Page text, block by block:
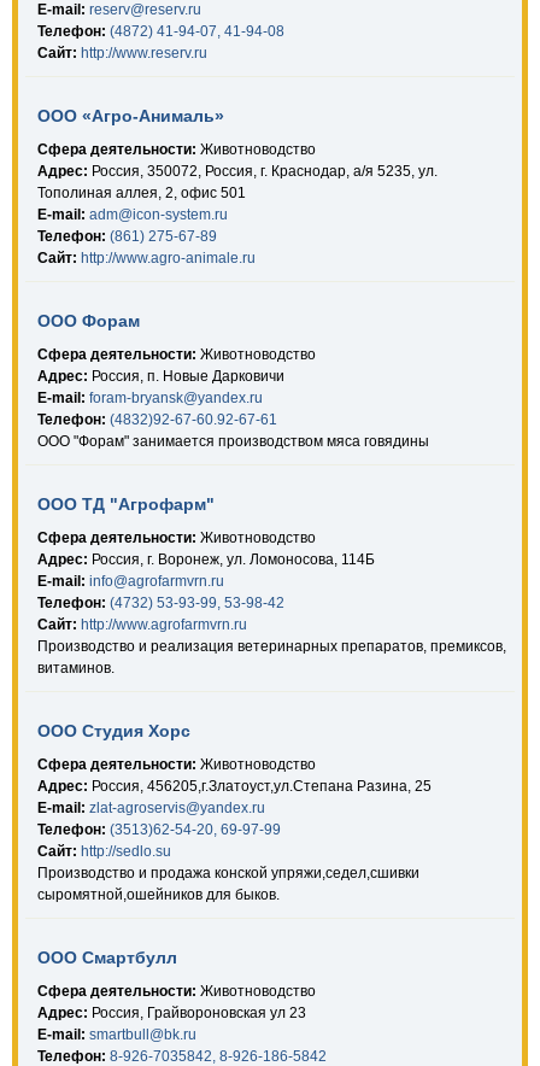
E-mail: reserv@reserv.ru
Телефон: (4872) 41-94-07, 41-94-08
Сайт: http://www.reserv.ru
ООО «Агро-Анималь»
Сфера деятельности: Животноводство
Адрес: Россия, 350072, Россия, г. Краснодар, а/я 5235, ул.
Тополиная аллея, 2, офис 501
E-mail: adm@icon-system.ru
Телефон: (861) 275-67-89
Сайт: http://www.agro-animale.ru
ООО Форам
Сфера деятельности: Животноводство
Адрес: Россия, п. Новые Дарковичи
E-mail: foram-bryansk@yandex.ru
Телефон: (4832)92-67-60.92-67-61
ООО "Форам" занимается производством мяса говядины
ООО ТД "Агрофарм"
Сфера деятельности: Животноводство
Адрес: Россия, г. Воронеж, ул. Ломоносова, 114Б
E-mail: info@agrofarmvrn.ru
Телефон: (4732) 53-93-99, 53-98-42
Сайт: http://www.agrofarmvrn.ru
Производство и реализация ветеринарных препаратов, премиксов,
витаминов.
ООО Студия Хорс
Сфера деятельности: Животноводство
Адрес: Россия, 456205,г.Златоуст,ул.Степана Разина, 25
E-mail: zlat-agroservis@yandex.ru
Телефон: (3513)62-54-20, 69-97-99
Сайт: http://sedlo.su
Производство и продажа конской упряжи,седел,сшивки
сыромятной,ошейников для быков.
ООО Смартбулл
Сфера деятельности: Животноводство
Адрес: Россия, Грайвороновская ул 23
E-mail: smartbull@bk.ru
Телефон: 8-926-7035842, 8-926-186-5842